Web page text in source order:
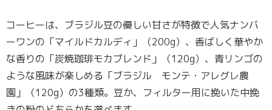
コーヒーは、ブラジル豆の優しい甘さが特徴で人気ナンバ
ーワンの「マイルドカルディ」（200g）、香ばしく華やか
な香りの「炭焼珈琲モカブレンド」（120g）、青リンゴの
ような風味が楽しめる「ブラジル モンテ・アレグレ農
園」（120g）の3種類。豆か、フィルター用に挽いた中挽